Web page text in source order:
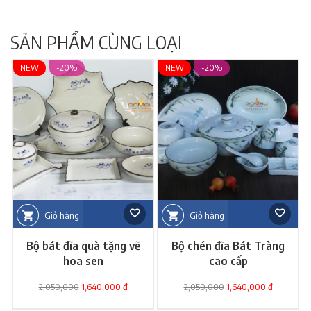
SẢN PHẨM CÙNG LOẠI
Giỏ hàng
NEW -20%
Bộ bát đĩa quà tặng vẽ
hoa sen
2,050,0001,640,000 đ
Giỏ hàng
NEW -20%
Bộ chén đĩa Bát Tràng
cao cấp
2,050,0001,640,000 đ